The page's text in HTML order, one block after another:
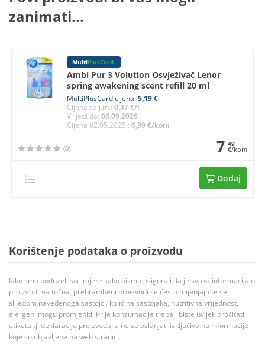
zanimati...
MultiPlusCard
Ambi Pur 3 Volution Osvježivač Lenor
spring awakening scent refill 20 ml
MultiPlusCard cijena:5,19 €
Cijena za j.m.: 0,37 €/l
Vrijedi do: 06.09.2026
Cijena 02.05.2025.: 6,99 €/kom
(0) 7 49
€/kom
Dodaj
Korištenje podataka o proizvodu
Iako smo poduzeli sve mjere kako bismo osigurali da je svaka informacija o
proizvodima točna, prehrambeni proizvodi se često mijenjaju te se
slijedom navedenoga sastojci, količina sastojaka, nutritivna vrijednost,
alergeni mogu promjeniti. Prije konzumacije trebali biste uvijek pročitati
etiketu tj. deklaraciju proizvoda, a ne se oslanjati isključivo na informacije
koje su objavljene na web stranici.